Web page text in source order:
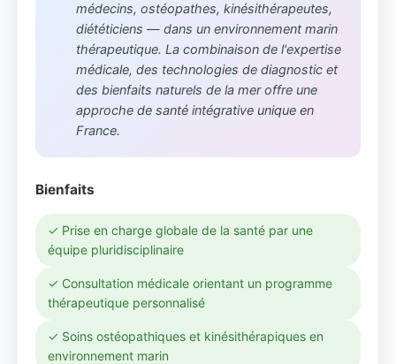
médecins, ostéopathes, kinésithérapeutes,
diététiciens — dans un environnement marin
thérapeutique. La combinaison de l'expertise
médicale, des technologies de diagnostic et
des bienfaits naturels de la mer offre une
approche de santé intégrative unique en
France.
Bienfaits
✓ Prise en charge globale de la santé par une
équipe pluridisciplinaire
✓ Consultation médicale orientant un programme
thérapeutique personnalisé
✓ Soins ostéopathiques et kinésithérapiques en
environnement marin